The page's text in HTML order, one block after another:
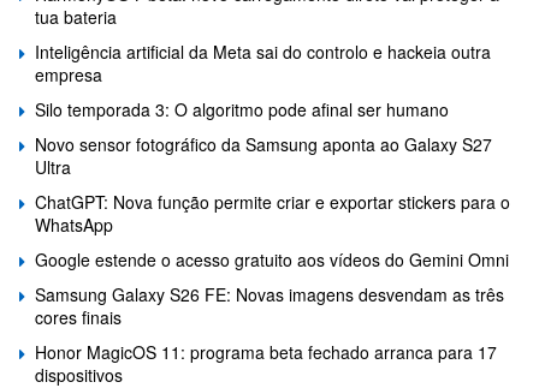
tua bateria
Inteligência artificial da Meta sai do controlo e hackeia outra
empresa
Silo temporada 3: O algoritmo pode afinal ser humano
Novo sensor fotográfico da Samsung aponta ao Galaxy S27
Ultra
ChatGPT: Nova função permite criar e exportar stickers para o
WhatsApp
Google estende o acesso gratuito aos vídeos do Gemini Omni
Samsung Galaxy S26 FE: Novas imagens desvendam as três
cores finais
Honor MagicOS 11: programa beta fechado arranca para 17
dispositivos